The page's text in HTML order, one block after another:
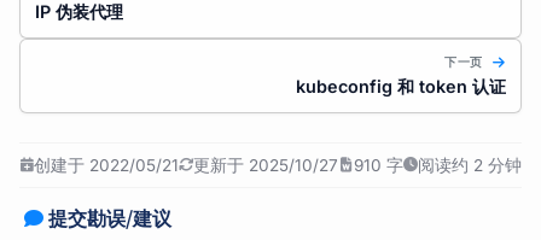
IP 伪装代理
下一页
kubeconfig 和 token 认证
创建于 2022/05/21 更新于 2025/10/27 910 字 阅读约 2 分钟
提交勘误/建议